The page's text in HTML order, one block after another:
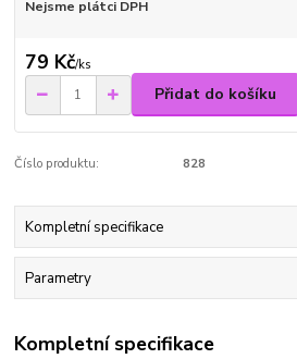
Nejsme plátci DPH
79 Kč/ks
Přidat do košíku
Číslo produktu: 828
Kompletní specifikace
Parametry
Kompletní specifikace